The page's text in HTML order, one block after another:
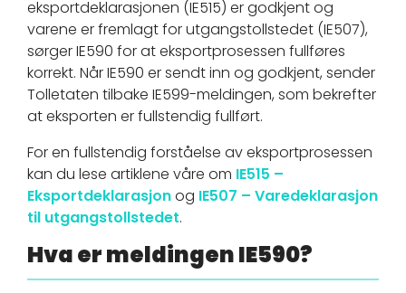
eksportdeklarasjonen (IE515) er godkjent og
varene er fremlagt for utgangstollstedet (IE507),
sørger IE590 for at eksportprosessen fullføres
korrekt. Når IE590 er sendt inn og godkjent, sender
Tolletaten tilbake IE599-meldingen, som bekrefter
at eksporten er fullstendig fullført.
For en fullstendig forståelse av eksportprosessen
kan du lese artiklene våre om IE515 –
Eksportdeklarasjonog IE507 – Varedeklarasjon
til utgangstollstedet.
Hva er meldingen IE590?